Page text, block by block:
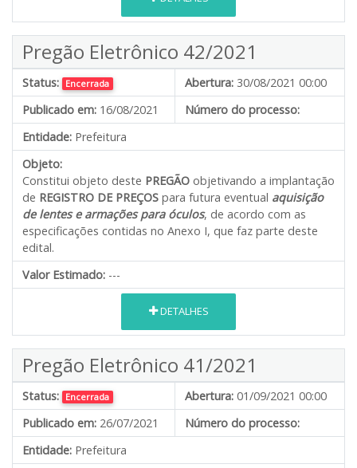
Pregão Eletrônico 42/2021
Status: Encerrada Abertura: 30/08/2021 00:00
Publicado em: 16/08/2021
Número do processo:
Entidade: Prefeitura
Objeto:
Constitui objeto deste PREGÃO objetivando a implantação
de REGISTRO DE PREÇOS para futura eventual aquisição
de lentes e armações para óculos, de acordo com as
especificações contidas no Anexo I, que faz parte deste
edital.
Valor Estimado: ---
DETALHES
Pregão Eletrônico 41/2021
Status: Encerrada Abertura: 01/09/2021 00:00
Publicado em: 26/07/2021
Número do processo:
Entidade: Prefeitura